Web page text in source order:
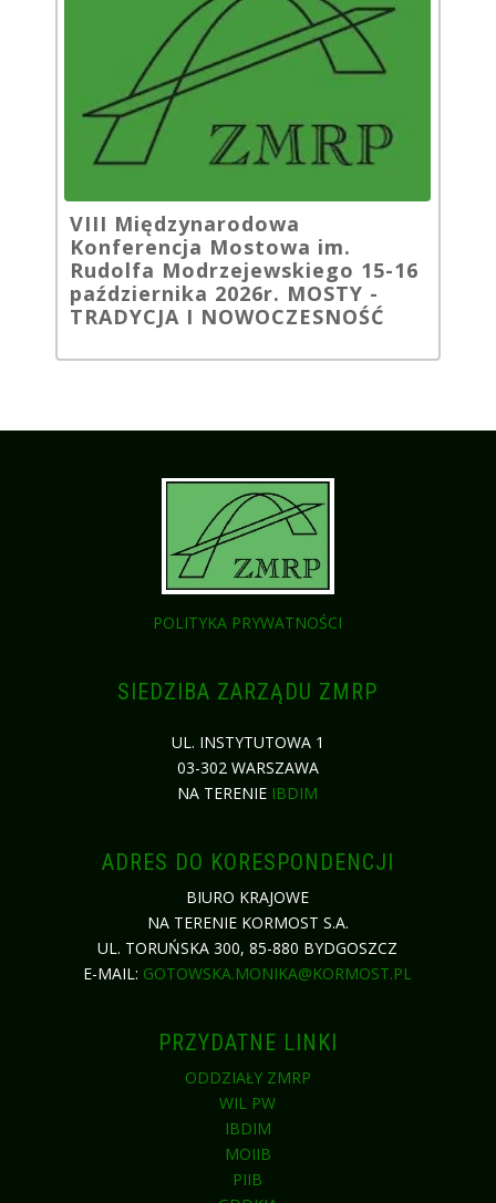
VIII Międzynarodowa
Konferencja Mostowa im.
Rudolfa Modrzejewskiego 15-16
października 2026r. MOSTY -
TRADYCJA I NOWOCZESNOŚĆ
POLITYKA PRYWATNOŚCI
SIEDZIBA ZARZĄDU ZMRP
UL. INSTYTUTOWA 1
03-302 WARSZAWA
NA TERENIE IBDIM
ADRES DO KORESPONDENCJI
BIURO KRAJOWE
NA TERENIE KORMOST S.A.
UL. TORUŃSKA 300, 85-880 BYDGOSZCZ
E-MAIL: GOTOWSKA.MONIKA@KORMOST.PL
PRZYDATNE LINKI
ODDZIAŁY ZMRP
WIL PW
IBDIM
MOIIB
PIIB